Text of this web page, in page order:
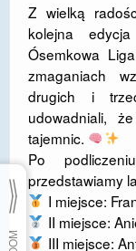
Z wielką
kolejna
Ósemkowa
zmaganiach
drugich i
udowadniali,
tajemnic.
​Po
przedstawiamy
I miejsce:
II miejsce:
III miejsce: